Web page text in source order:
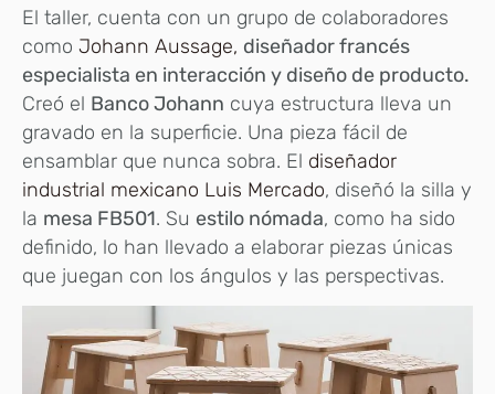
El taller, cuenta con un grupo de colaboradores
como Johann Aussage, diseñador francés
especialista en interacción y diseño de producto.
Creó el Banco Johann cuya estructura lleva un
gravado en la superficie. Una pieza fácil de
ensamblar que nunca sobra. El diseñador
industrial mexicano Luis Mercado, diseñó la silla y
la mesa FB501. Su estilo nómada, como ha sido
definido, lo han llevado a elaborar piezas únicas
que juegan con los ángulos y las perspectivas.